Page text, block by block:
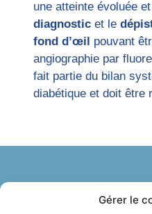
Gérer le
une atteinte évoluée
diagnostic et le
fond d’œil
pouvant
angiographie par
fait partie du bilan
diabétique et doit être
Contact